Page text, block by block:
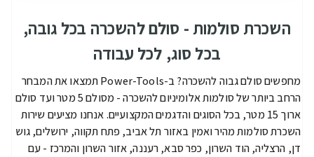
השכרת סולמות - סולם להשכרה בכל גובה,
בכל סוג, לכל עבודה
מחפשים סולם גבוה להשכרה? ב-Power-Tools תמצאו את המבחר
הרחב ביותר של סולמות אלומיניום להשכרה - מסולם 5 מטר ועד סולם
ארוך 15 מטר, בכל הסוגים והדגמים המקצועיים. אנחנו מציעים שירות
השכרת סולמות מהיר ואמין באזור תל אביב, פתח תקווה, ירושלים, גוש
דן, הרצליה, הוד השרון, כפר סבא, רעננה, אזור השרון והמרכז - עם